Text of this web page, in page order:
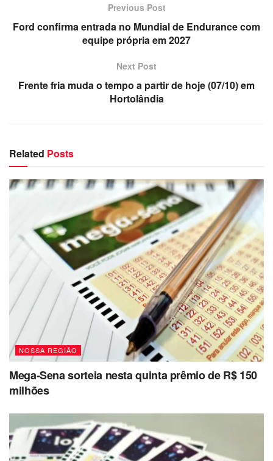
Previous Post
Ford confirma entrada no Mundial de Endurance com
equipe própria em 2027
Next Post
Frente fria muda o tempo a partir de hoje (07/10) em
Hortolândia
Related Posts
NOSSA REGIÃO
Mega-Sena sorteia nesta quinta prêmio de R$ 150
milhões